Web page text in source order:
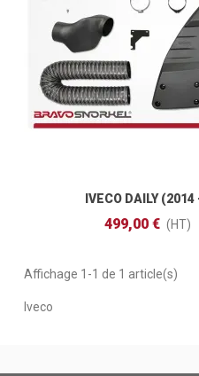
Ajouter Au Panier
IVECO DAILY (2014
499,00 € (HT)
Affichage 1-1 de 1 article(s)
Iveco